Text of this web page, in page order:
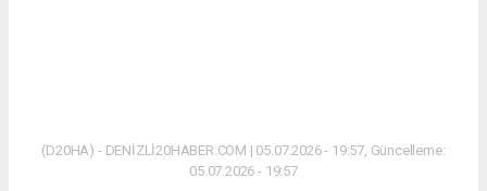
(D20HA) - DENİZLİ20HABER.COM | 05.07.2026 - 19:57, Güncelleme:
05.07.2026 - 19:57